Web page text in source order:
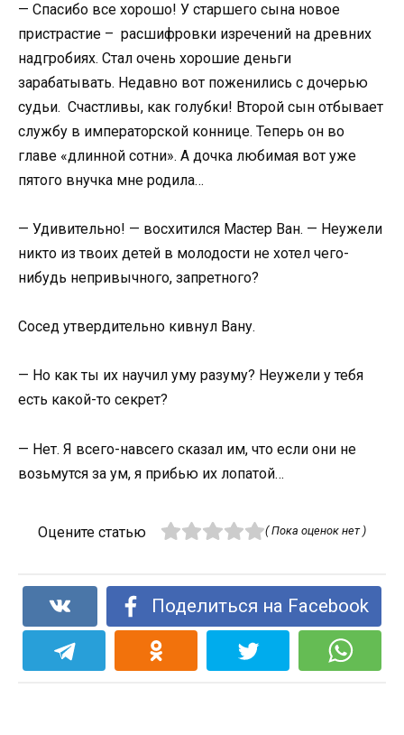
— Спасибо все хорошо! У старшего сына новое
пристрастие – расшифровки изречений на древних
надгробиях. Стал очень хорошие деньги
зарабатывать. Недавно вот поженились с дочерью
судьи. Счастливы, как голубки! Второй сын отбывает
службу в императорской коннице. Теперь он во
главе «длинной сотни». А дочка любимая вот уже
пятого внучка мне родила…
— Удивительно! — восхитился Мастер Ван. — Неужели
никто из твоих детей в молодости не хотел чего-
нибудь непривычного, запретного?
Сосед утвердительно кивнул Вану.
— Но как ты их научил уму разуму? Неужели у тебя
есть какой-то секрет?
— Нет. Я всего-навсего сказал им, что если они не
возьмутся за ум, я прибью их лопатой…
Оцените статью ( Пока оценок нет )
Поделиться на Facebook